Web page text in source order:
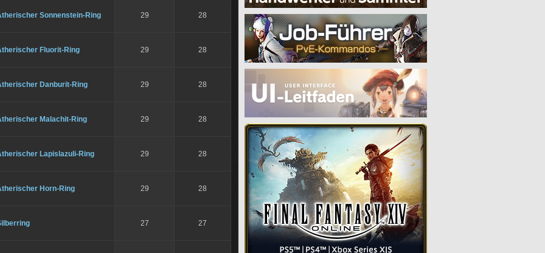
Sonnenstein-Ring 29 28
Fluorit-Ring 29 28
Danburit-Ring 29 28
Malachit-Ring 29 28
Lapislazuli-Ring 29 28
Horn-Ring 29 28
27 27